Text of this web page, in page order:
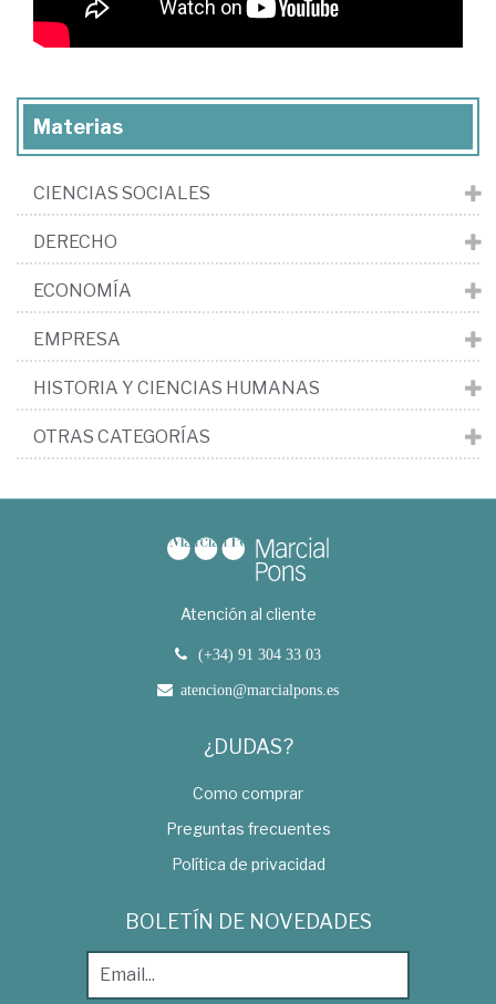
Materias
CIENCIAS SOCIALES
DERECHO
ECONOMÍA
EMPRESA
HISTORIA Y CIENCIAS HUMANAS
OTRAS CATEGORÍAS
Atención al cliente
(+34) 91 304 33 03
atencion@marcialpons.es
¿DUDAS?
Como comprar
Preguntas frecuentes
Política de privacidad
BOLETÍN DE NOVEDADES